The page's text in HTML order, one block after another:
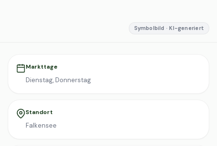
Symbolbild · KI-generiert
Markttage
Dienstag, Donnerstag
Standort
Falkensee